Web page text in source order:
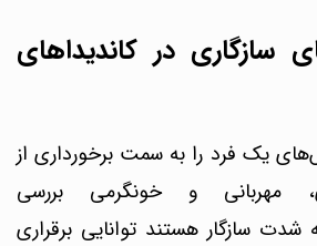
سازگاری در کاندیداهای
یک فرد را به سمت برخورداری از
مهربانی و خونگرمی بررسی
شدت سازگار هستند توانایی برقراری